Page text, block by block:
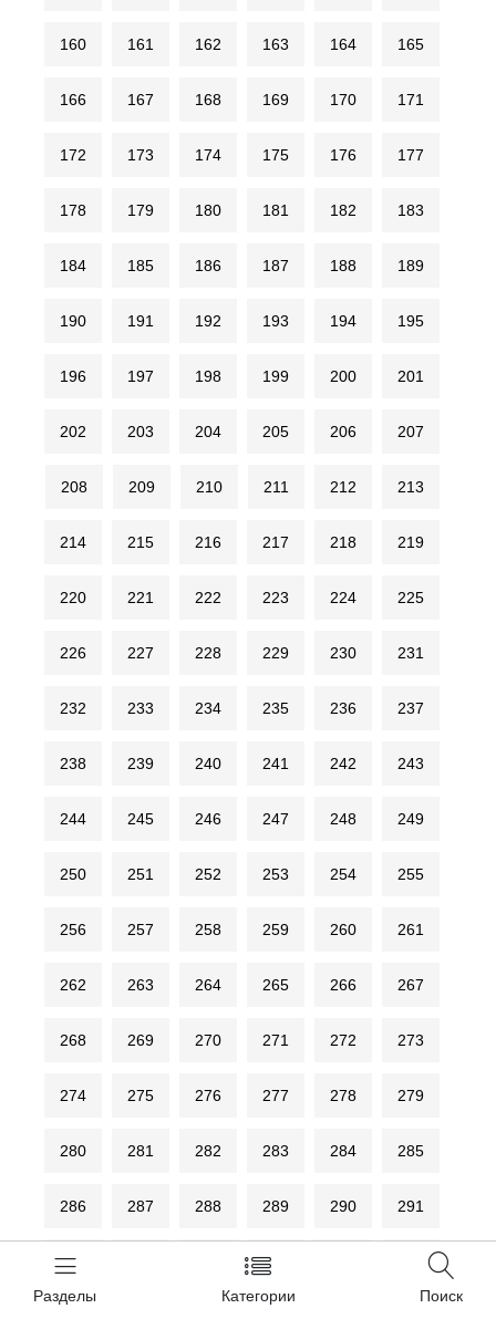
Разделы Категории Поиск
160 161 162 163 164 165
166 167 168 169 170 171
172 173 174 175 176 177
178 179 180 181 182 183
184 185 186 187 188 189
190 191 192 193 194 195
196 197 198 199 200 201
202 203 204 205 206 207
208 209 210 211 212 213
214 215 216 217 218 219
220 221 222 223 224 225
226 227 228 229 230 231
232 233 234 235 236 237
238 239 240 241 242 243
244 245 246 247 248 249
250 251 252 253 254 255
256 257 258 259 260 261
262 263 264 265 266 267
268 269 270 271 272 273
274 275 276 277 278 279
280 281 282 283 284 285
286 287 288 289 290 291
292 295